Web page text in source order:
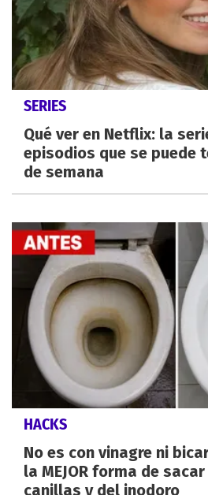
SERIES
Qué ver en Netflix: la
episodios que se puede
de semana
HACKS
No es con vinagre ni
la MEJOR forma de
canillas y del inodoro